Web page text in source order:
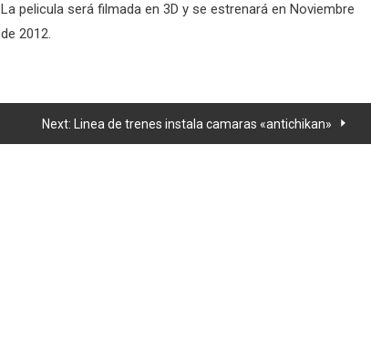
La pelicula será filmada en 3D y se estrenará en Noviembre
de 2012.
Next: Linea de trenes instala camaras «antichikan»